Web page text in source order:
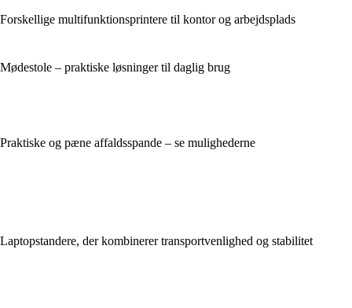
Forskellige multifunktionsprintere til kontor og arbejdsplads
Mødestole – praktiske løsninger til daglig brug
Praktiske og pæne affaldsspande – se mulighederne
Laptopstandere, der kombinerer transportvenlighed og stabilitet